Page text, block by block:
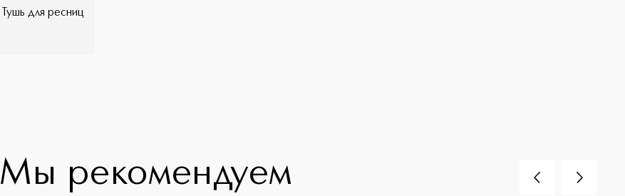
Тушь для ресниц
Мы рекомендуем